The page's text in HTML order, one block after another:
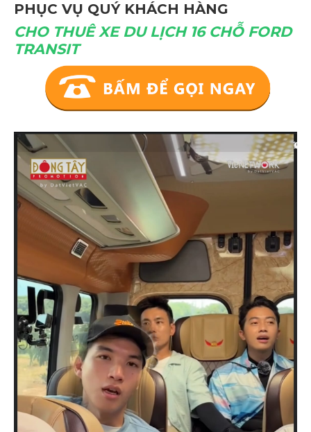
PHỤC VỤ QUÝ KHÁCH HÀNG
CHO THUÊ XE DU LỊCH 16 CHỖ FORD
TRANSIT